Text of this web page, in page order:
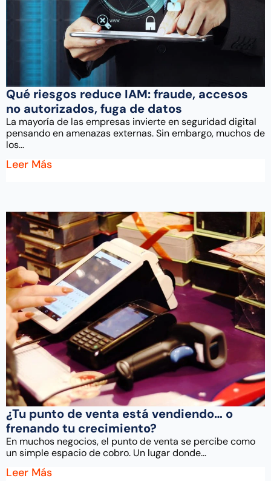
Qué riesgos reduce IAM: fraude, accesos
no autorizados, fuga de datos
La mayoría de las empresas invierte en seguridad digital
pensando en amenazas externas. Sin embargo, muchos de
los...
Leer Más
¿Tu punto de venta está vendiendo… o
frenando tu crecimiento?
En muchos negocios, el punto de venta se percibe como
un simple espacio de cobro. Un lugar donde...
Leer Más